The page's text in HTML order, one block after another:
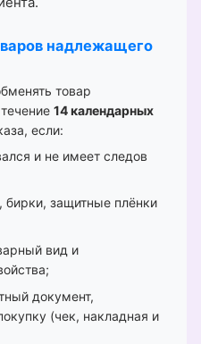
надлежащего
товар
14 календарных
если:
и не имеет следов
защитные плёнки
вид и
документ,
(чек, накладная и